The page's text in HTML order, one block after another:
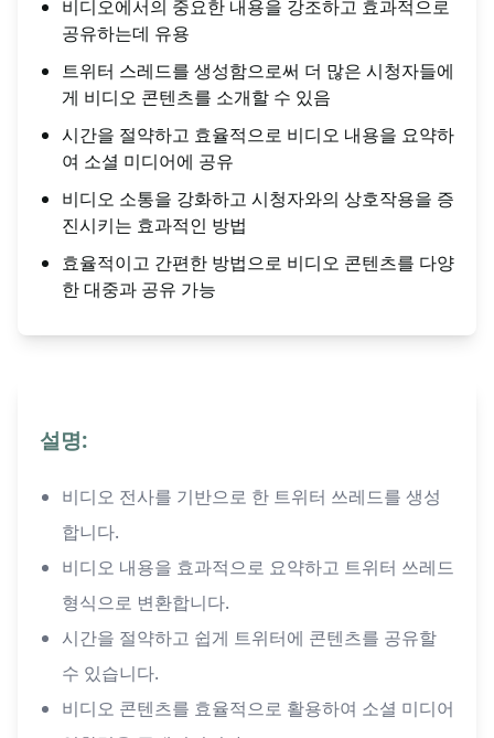
비디오에서의 중요한 내용을 강조하고 효과적으로
공유하는데 유용
트위터 스레드를 생성함으로써 더 많은 시청자들에
게 비디오 콘텐츠를 소개할 수 있음
시간을 절약하고 효율적으로 비디오 내용을 요약하
여 소셜 미디어에 공유
비디오 소통을 강화하고 시청자와의 상호작용을 증
진시키는 효과적인 방법
효율적이고 간편한 방법으로 비디오 콘텐츠를 다양
한 대중과 공유 가능
설명:
비디오 전사를 기반으로 한 트위터 쓰레드를 생성
합니다.
비디오 내용을 효과적으로 요약하고 트위터 쓰레드
형식으로 변환합니다.
시간을 절약하고 쉽게 트위터에 콘텐츠를 공유할
수 있습니다.
비디오 콘텐츠를 효율적으로 활용하여 소셜 미디어